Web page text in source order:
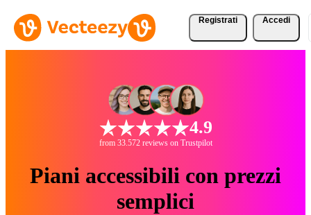
Registrati Accedi
4.9
from 33.572 reviews on Trustpilot
Piani accessibili con prezzi
semplici